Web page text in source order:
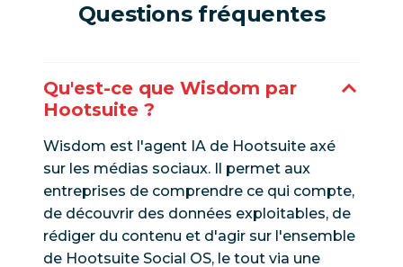
Questions fréquentes
Qu'est-ce que Wisdom par
Hootsuite ?
Wisdom est l'agent IA de Hootsuite axé
sur les médias sociaux. Il permet aux
entreprises de comprendre ce qui compte,
de découvrir des données exploitables, de
rédiger du contenu et d'agir sur l'ensemble
de Hootsuite Social OS, le tout via une